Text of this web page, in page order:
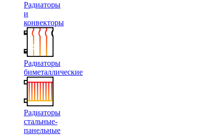
Радиаторы
и
конвекторы
Радиаторы
биметаллические
Радиаторы
стальные-
панельные